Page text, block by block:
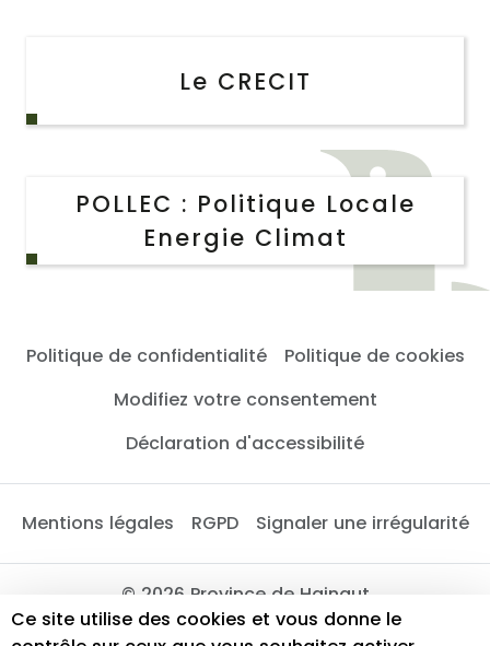
Ce site utilise des cookies et vous donne le
Le CRECIT
POLLEC : Politique Locale
Energie Climat
Politique de confidentialité
Politique de cookies
Modifiez votre consentement
Déclaration d'accessibilité
Mentions légales RGPD Signaler une irrégularité
© 2026 Province de Hainaut